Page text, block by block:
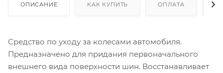
ОПИСАНИЕ КАК КУПИТЬ ОПЛАТА
Средство по уходу за колесами автомобиля.
Предназначено для придания первоначального
внешнего вида поверхности шин. Восстанавливает